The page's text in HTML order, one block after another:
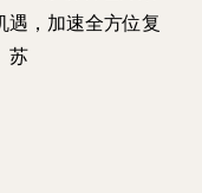
遇，加速全方位复
苏